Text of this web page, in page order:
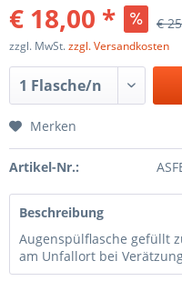
€ 18,00 * €
zzgl. MwSt.zzgl. Versandkosten
Merken
Artikel-Nr.:
Beschreibung
Augenspülflasche gefüllt
am Unfallort bei